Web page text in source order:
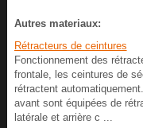
Autres materiaux:
Rétracteurs de ceintures
Fonctionnement des
frontale, les ceintures de
rétractent
avant sont équipées de
latérale et arrière c ...